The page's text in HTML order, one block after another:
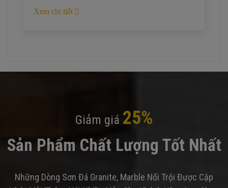
0794753133.
Xem chi tiết
Giảm giá 25%
Sản Phẩm Chất Lượng Tốt Nhất
Những Dòng Sơn Đá Granite, Marble Nổi Trội Được Cập